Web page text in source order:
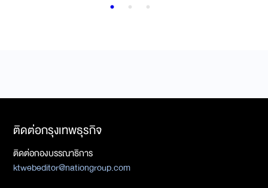
ติดต่อกรุงเทพธุรกิจ
ติดต่อกองบรรณาธิการ
ktwebeditor@nationgroup.com